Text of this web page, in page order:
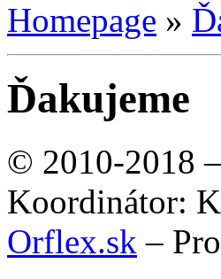
Homepage »
Ďakujeme
© 2010-2018
Koordinátor:
Orflex.sk –